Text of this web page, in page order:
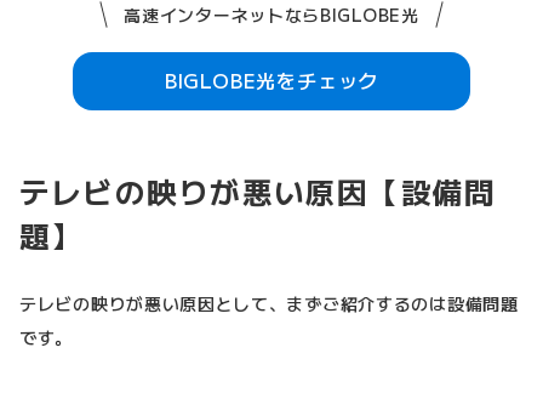
高速インターネットならBIGLOBE光
BIGLOBE光をチェック
テレビの映りが悪い原因【設備問
題】
テレビの映りが悪い原因として、まずご紹介するのは設備問題
です。